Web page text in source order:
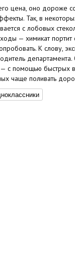
цена, оно дороже
Так, в
с лобовых
— химикат
К слову,
помощью быстрых
чаще поливать